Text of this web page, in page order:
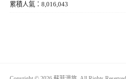
累積人氣：8,016,043